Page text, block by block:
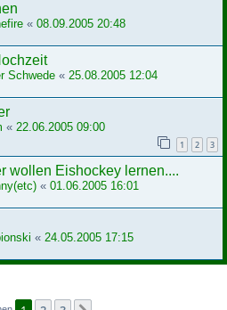
« 08.09.2005 20:48
Schwede « 25.08.2005 12:04
« 22.06.2005 09:00
1 2 3
wollen Eishockey lernen....
« 01.06.2005 16:01
« 24.05.2005 17:15